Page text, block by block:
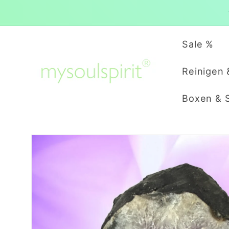
Inhalt
Sale %
Reinigen
Boxen &